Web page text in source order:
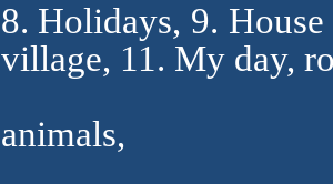
8. Holidays, 9.
village, 11. My day,
animals,